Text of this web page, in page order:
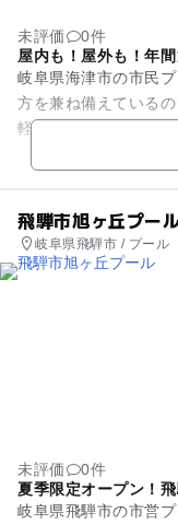
未評価
0件
屋内も！屋外も！年
岐阜県海津市の市民
方を兼ね備えている
軽にお出かけできる
のプールや幼児用の
飛騨市旭ヶ丘プー
岐阜県飛騨市 / プール
未評価
0件
夏季限定オープン！
岐阜県飛騨市の市営